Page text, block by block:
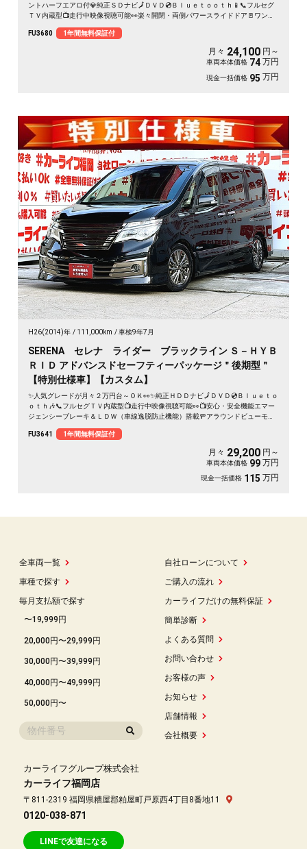
ントハーフエアロ付💎純正ＳＤナビ🗾ＤＶＤ💿Ｂｌｕｅｔｏｏｔｈ📱📞フルセグ
ＴＶ内蔵型📺走行中映像視聴可能👀楽々開閉・両側パワースライドドア🚪ワンプ
ルパイン１０.２インチフリップダウンモニター付でリアのエンタメも充実👀クル
ーズコントロール装備🌈ＨＩＤヘッドライト＆フォグランプ付で夜間視野確保🔦
FU3680 1年間無料保証付
月々 24,100 円～
車両本体価格 74 万円
現金一括価格 95 万円
H26(2014)年 111,000km 車検9年7月
SERENA セレナ ライダー ブラックライン Ｓ－ＨＹＢ
ＲＩＤ アドバンスドセーフティーパッケージ＂後期型＂
【特別仕様車】【カスタム】
✨人気グレードが月々２万円台～ＯＫ👀✨純正ＨＤＤナビ🗾ＤＶＤ💿Ｂｌｕｅｔｏ
ｏｔｈ🎶📞フルセグＴＶ内蔵型📺走行中映像視聴可能👀📺安心・安全機能エマー
ジェンシーブレーキ＆ＬＤＷ（車線逸脱防止機能）搭載🚥アラウンドビューモニ
テリアをトータルコーディネートしたカスタムカー「ライダー」💎🌈🚗車検２年
FU3641 1年間無料保証付
月々 29,200 円～
車両本体価格 99 万円
現金一括価格 115 万円
全車両一覧
車種で探す
毎月支払額で探す
〜19,999円
20,000円〜29,999円
30,000円〜39,999円
40,000円〜49,999円
50,000円〜
自社ローンについて
ご購入の流れ
カーライフだけの無料保証
簡単診断
よくある質問
お問い合わせ
お客様の声
お知らせ
店舗情報
会社概要
カーライフグループ株式会社
カーライフ福岡店
〒811-2319 福岡県糟屋郡粕屋町戸原西4丁目8番地11
0120-038-871
LINEで友達になる